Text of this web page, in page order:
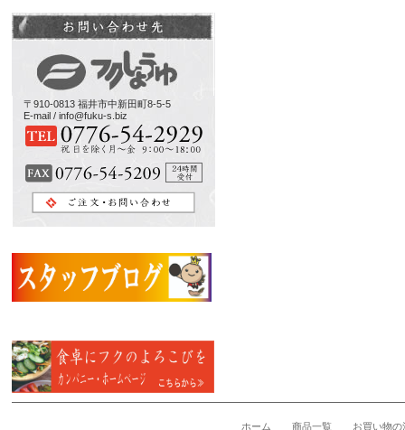
〒910-0813 福井市中新田町8-5-5
E-mail / info@fuku-s.biz
ホーム 商品一覧 お買い物の